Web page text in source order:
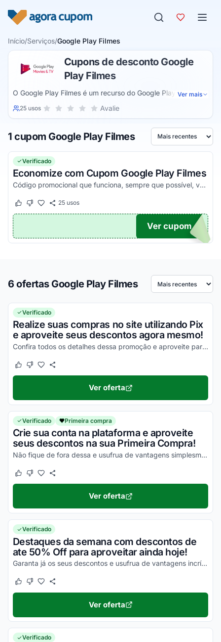
Início/Serviços/Google Play Filmes
Cupons de desconto Google
Play Filmes
O Google Play Filmes é um recurso do Google Play que
permite o aluguel de filmes diretamente no celular. Eles
televisores e computadores.
Ver mais
25 usosSua nota para Google Play Filmes, de 1 a 5 estrelas
5 estrelas
4 estrelas
3 estrelas
2 estrelas
1 estrela Avalie
1 cupom Google Play Filmes Ordenar por
Verificado
Economize com Cupom Google Play Filmes
Código promocional que funciona, sempre que possível, você pega aqui!
Este cupom funcionou
Este cupom não funcionou
25usos
TICO
Ver cupom
6 ofertas Google Play Filmes Ordenar por
Verificado
Realize suas compras no site utilizando Pix
e aproveite seus descontos agora mesmo!
Confira todos os detalhes dessa promoção e aproveite para economizar com facilidade!
Este cupom funcionou
Este cupom não funcionou
Ver oferta
Verificado Primeira compra
Crie sua conta na plataforma e aproveite
seus descontos na sua Primeira Compra!
Não fique de fora dessa e usufrua de vantagens simplesmente incríveis!
Este cupom funcionou
Este cupom não funcionou
Ver oferta
Verificado
Destaques da semana com descontos de
ate 50% Off para aproveitar ainda hoje!
Garanta já os seus descontos e usufrua de vantagens incríveis!
Este cupom funcionou
Este cupom não funcionou
Ver oferta
Verificado